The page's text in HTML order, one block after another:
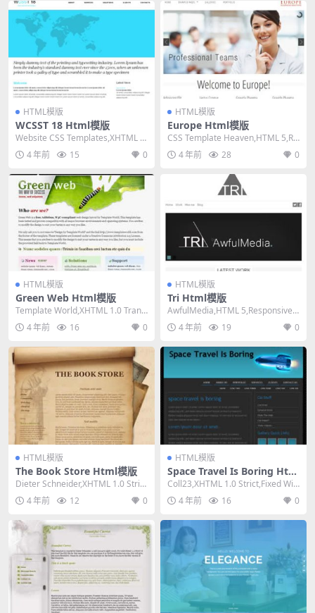
HTML模版
WCSST 18 Html模版
Website CSS Templates,XHTML 1.
0 Transiti...
4 年前 15 0
HTML模版
Europe Html模版
CSS Template Heaven,HTML 5,Re
sponsive, M...
4 年前 28 0
HTML模版
Green Web Html模版
Template World,XHTML 1.0 Transi
tional,Fi...
4 年前 16 0
HTML模版
Tri Html模版
AwfulMedia,HTML 5,Responsive,
Mixed Colu...
4 年前 19 0
HTML模版
The Book Store Html模版
Dieter Schneider,XHTML 1.0 Stric
t,Fixed ...
4 年前 12 0
HTML模版
Space Travel Is Boring Htm
l模版
Coll23,XHTML 1.0 Strict,Fixed Wid
th, 2 C...
4 年前 16 0